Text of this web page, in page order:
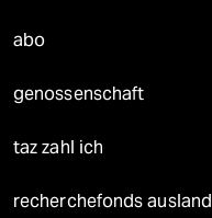
abo
genossenschaft
taz zahl ich
recherchefonds ausland